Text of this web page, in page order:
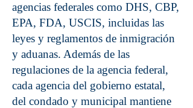
agencias federales como DHS, CBP,
EPA, FDA, USCIS, incluidas las
leyes y reglamentos de inmigración
y aduanas. Además de las
regulaciones de la agencia federal,
cada agencia del gobierno estatal,
del condado y municipal mantiene